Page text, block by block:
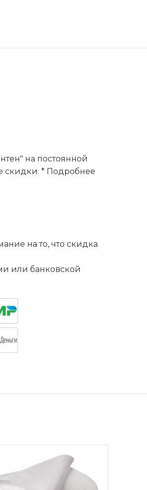
на постоянной
скидки. * Подробнее
на то, что скидка
или банковской